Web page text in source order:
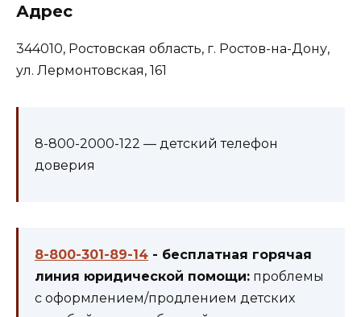
Адрес
344010, Ростовская область, г. Ростов-на-Дону,
ул. Лермонтовская, 161
8-800-2000-122 — детский телефон
доверия
8-800-301-89-14 - бесплатная горячая
линия юридической помощи: проблемы
с оформлением/продлением детских